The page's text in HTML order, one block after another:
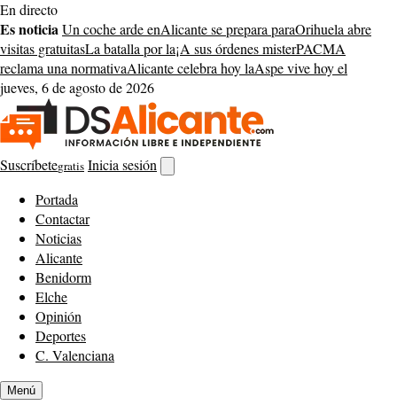
Saltar
al
contenido
En directo
Es noticiaUn coche arde enAlicante se prepara paraOrihuela abre
visitas gratuitasLa batalla por la¡A sus órdenes misterPACMA
reclama una normativaAlicante celebra hoy laAspe vive hoy el
jueves, 6 de agosto de 2026
Suscríbetegratis Inicia sesión
buscador
Portada
Contactar
Noticias
Alicante
Benidorm
Elche
Opinión
Deportes
C. Valenciana
Menú